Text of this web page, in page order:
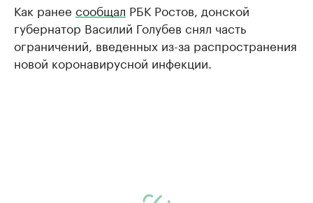
Как ранее сообщал РБК Ростов, донской
губернатор Василий Голубев снял часть
ограничений, введенных из-за распространения
новой коронавирусной инфекции.